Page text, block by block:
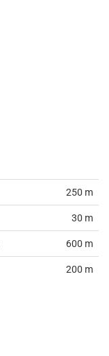
250 m
30 m
600 m
200 m